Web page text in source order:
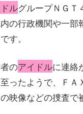
ルグループＮＧＴ
の行政機関や一部
す。
のアイドルに連絡
ったようで、ＦＡ
映像などの捜査で